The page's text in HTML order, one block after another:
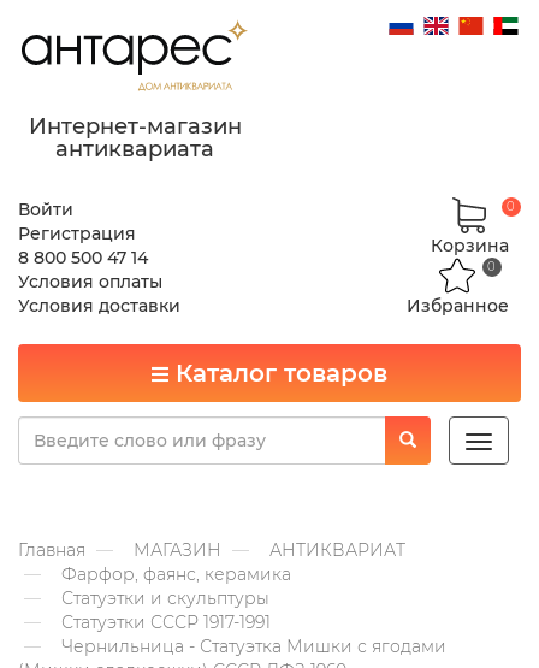
Интернет-магазин
антиквариата
Войти
Регистрация
8 800 500 47 14
Условия оплаты
Условия доставки
Корзина
0
Избранное
0
Каталог товаров
Toggle
Главная МАГАЗИН
АНТИКВАРИАТ
Фарфор, фаянс, керамика
Статуэтки и скульптуры
Статуэтки СССР 1917-1991
Чернильница - Статуэтка Мишки с ягодами